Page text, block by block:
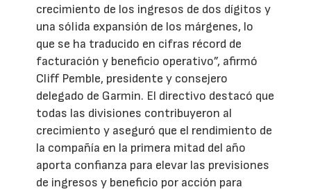
crecimiento de los ingresos de dos dígitos y
una sólida expansión de los márgenes, lo
que se ha traducido en cifras récord de
facturación y beneficio operativo”, afirmó
Cliff Pemble, presidente y consejero
delegado de Garmin. El directivo destacó que
todas las divisiones contribuyeron al
crecimiento y aseguró que el rendimiento de
la compañía en la primera mitad del año
aporta confianza para elevar las previsiones
de ingresos y beneficio por acción para